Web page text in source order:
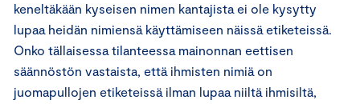
keneltäkään kyseisen nimen kantajista ei ole kysytty
lupaa heidän nimiensä käyttämiseen näissä etiketeissä.
Onko tällaisessa tilanteessa mainonnan eettisen
säännöstön vastaista, että ihmisten nimiä on
juomapullojen etiketeissä ilman lupaa niiltä ihmisiltä,